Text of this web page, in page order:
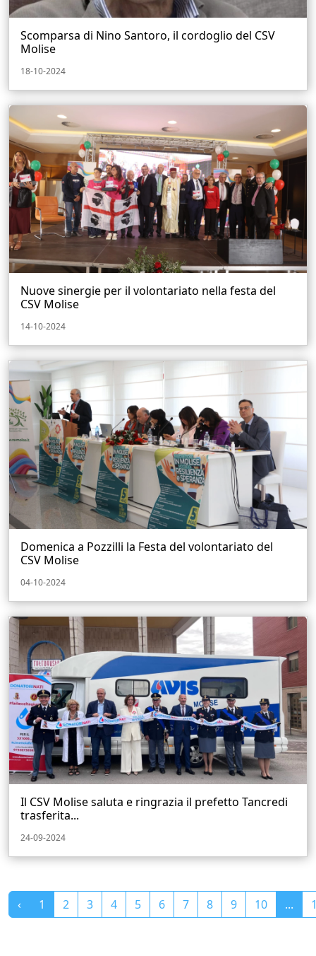
Scomparsa di Nino Santoro, il cordoglio del CSV
Molise
18-10-2024
Nuove sinergie per il volontariato nella festa del
CSV Molise
14-10-2024
Domenica a Pozzilli la Festa del volontariato del
CSV Molise
04-10-2024
Il CSV Molise saluta e ringrazia il prefetto Tancredi
trasferita...
24-09-2024
‹ 1 2 3 4 5 6 7 8 9 10 ...